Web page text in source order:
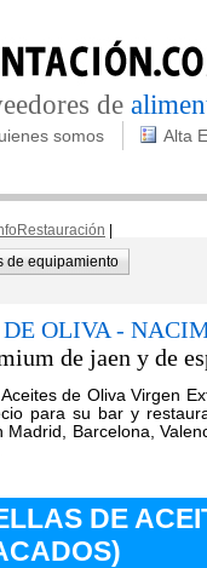
de
somos Alta
de equipamiento
DE OLIVA -
de jaen y de
de Oliva Virgen
para su bar y
Madrid, Barcelona,
DE